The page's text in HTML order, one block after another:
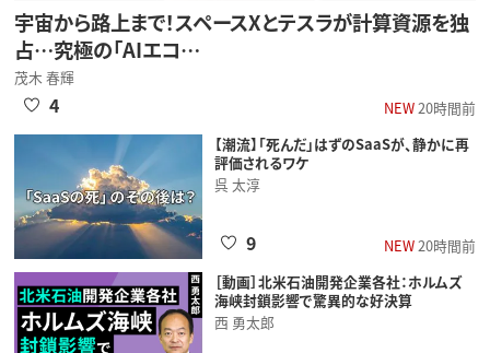
宇宙から路上まで！スペースXとテスラが計算資源を独
占…究極の「AIエコ…
茂木 春輝
NEW20時間前
4
【潮流】「死んだ」はずのSaaSが、静かに再
評価されるワケ
呉 太淳
NEW20時間前
9
［動画］北米石油開発企業各社：ホルムズ
海峡封鎖影響で驚異的な好決算
西 勇太郎